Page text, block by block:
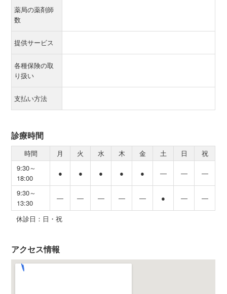
薬局の薬剤師
数
提供サービス
各種保険の取
り扱い
支払い方法
診療時間
時間 月 火 水 木 金 土 日
祝
9:30～
18:00
● ● ● ● ● ― ― ―
9:30～
13:30
― ― ― ― ― ● ― ―
休診日：日・祝
アクセス情報